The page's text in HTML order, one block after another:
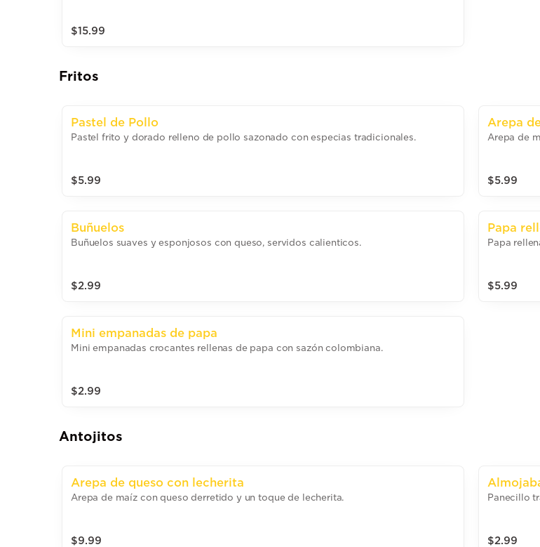
$15.99
Fritos
Pastel de Pollo
Pastel frito y dorado relleno de pollo sazonado con especias tradicionales.
$5.99
Arepa
Arepa de
$5.99
Buñuelos
Buñuelos suaves y esponjosos con queso, servidos calienticos.
$2.99
Papa
Papa
$5.99
Mini empanadas de papa
Mini empanadas crocantes rellenas de papa con sazón colombiana.
$2.99
Antojitos
Arepa de queso con lecherita
Arepa de maíz con queso derretido y un toque de lecherita.
$9.99
Panecillo
$2.99